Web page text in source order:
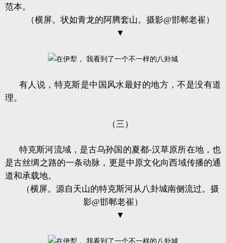
范本。
（横屏。状如青龙的阿腾套山。摄影@邯郸老崔）
▼
有人说，特克斯是中国风水最好的地方，不是没有道
理。
（三）
特克斯河流域，是古乌孙国的夏都-汉草原所在地，也
是古丝绸之路的一条动脉，更是中原文化向西域传播的通
道和承载地。
（横屏。源自天山的特克斯河从八卦城南侧流过。摄
影@邯郸老崔）
▼